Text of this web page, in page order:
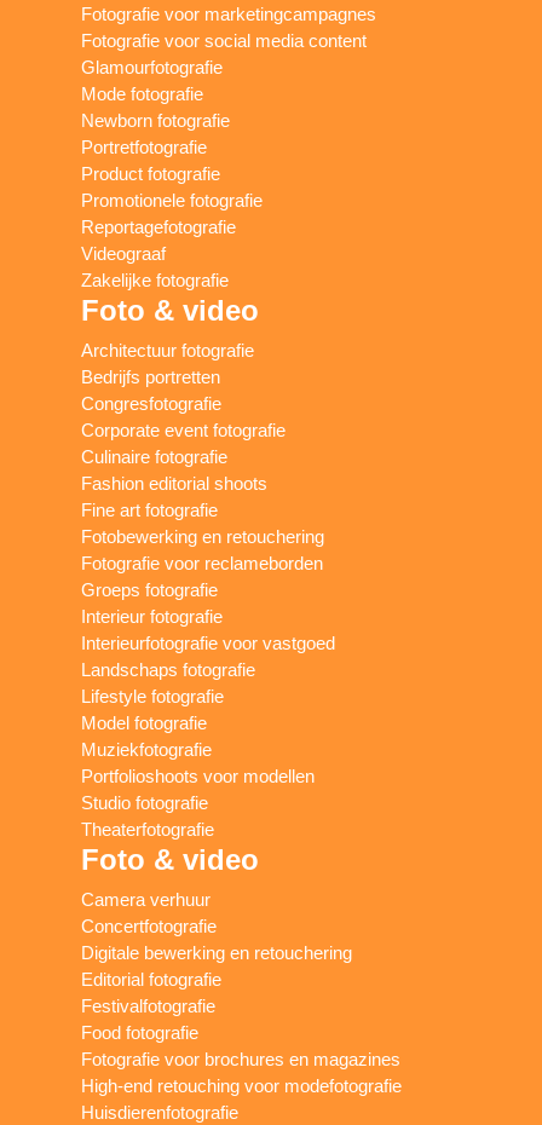
Fotografie voor marketingcampagnes
Fotografie voor social media content
Glamourfotografie
Mode fotografie
Newborn fotografie
Portretfotografie
Product fotografie
Promotionele fotografie
Reportagefotografie
Videograaf
Zakelijke fotografie
Foto & video
Architectuur fotografie
Bedrijfs portretten
Congresfotografie
Corporate event fotografie
Culinaire fotografie
Fashion editorial shoots
Fine art fotografie
Fotobewerking en retouchering
Fotografie voor reclameborden
Groeps fotografie
Interieur fotografie
Interieurfotografie voor vastgoed
Landschaps fotografie
Lifestyle fotografie
Model fotografie
Muziekfotografie
Portfolioshoots voor modellen
Studio fotografie
Theaterfotografie
Foto & video
Camera verhuur
Concertfotografie
Digitale bewerking en retouchering
Editorial fotografie
Festivalfotografie
Food fotografie
Fotografie voor brochures en magazines
High-end retouching voor modefotografie
Huisdierenfotografie